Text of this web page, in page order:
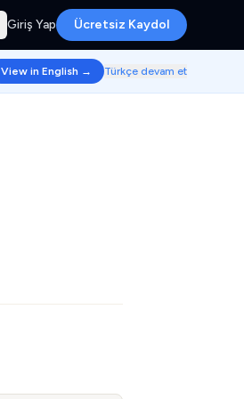
Giriş Yap Ücretsiz Kaydol
View in English → Türkçe devam et